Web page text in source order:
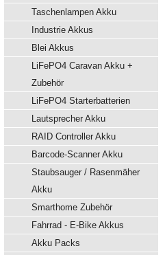
Taschenlampen Akku
Industrie Akkus
Blei Akkus
LiFePO4 Caravan Akku +
Zubehör
LiFePO4 Starterbatterien
Lautsprecher Akku
RAID Controller Akku
Barcode-Scanner Akku
Staubsauger / Rasenmäher
Akku
Smarthome Zubehör
Fahrrad - E-Bike Akkus
Akku Packs